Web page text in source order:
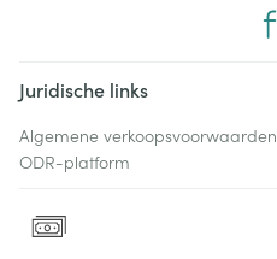
Juridische links
Algemene verkoopsvoorwaarden
ODR-platform